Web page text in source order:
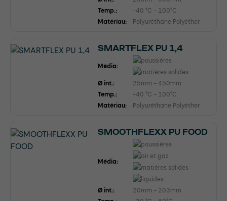
Temp.:
-40 °C - 100°C
Matériau:
Polyuréthane Polyéther
SMARTFLEX PU 1,4
Média:
Ø int.:
25mm - 450mm
Temp.:
-40 °C - 100°C
Matériau:
Polyuréthane Polyéther
SMOOTHFLEXX PU FOOD
Média:
Ø int.:
20mm - 203mm